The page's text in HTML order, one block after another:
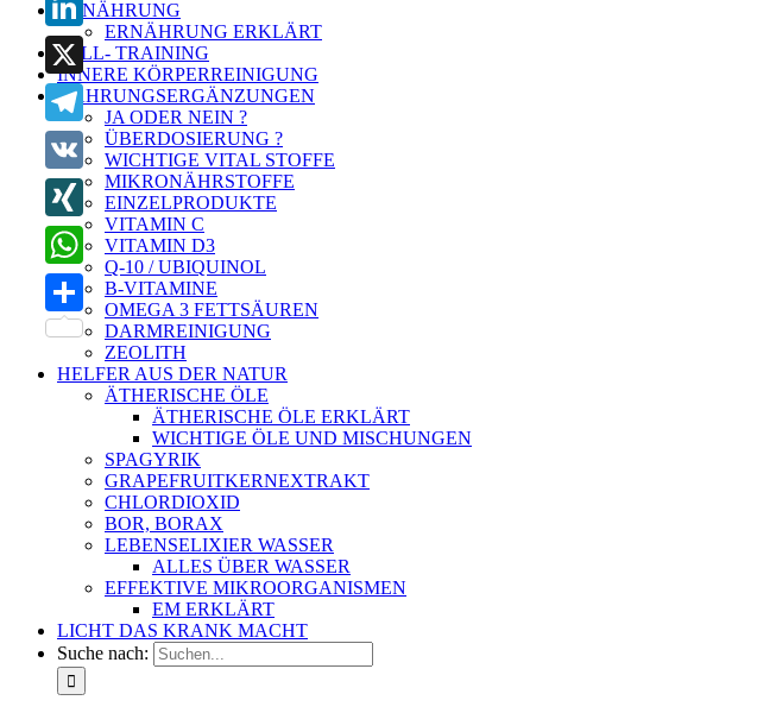
ERNÄHRUNG
ERNÄHRUNG ERKLÄRT
ZELL- TRAINING
INNERE KÖRPERREINIGUNG
NAHRUNGSERGÄNZUNGEN
JA ODER NEIN ?
ÜBERDOSIERUNG ?
WICHTIGE VITAL STOFFE
MIKRONÄHRSTOFFE
EINZELPRODUKTE
VITAMIN C
VITAMIN D3
Q-10 / UBIQUINOL
B-VITAMINE
OMEGA 3 FETTSÄUREN
DARMREINIGUNG
ZEOLITH
HELFER AUS DER NATUR
ÄTHERISCHE ÖLE
ÄTHERISCHE ÖLE ERKLÄRT
WICHTIGE ÖLE UND MISCHUNGEN
SPAGYRIK
GRAPEFRUITKERNEXTRAKT
CHLORDIOXID
BOR, BORAX
LEBENSELIXIER WASSER
ALLES ÜBER WASSER
EFFEKTIVE MIKROORGANISMEN
EM ERKLÄRT
LICHT DAS KRANK MACHT
Suche nach:
LinkedIn
X
Telegram
VK
XING
WhatsApp
Teilen